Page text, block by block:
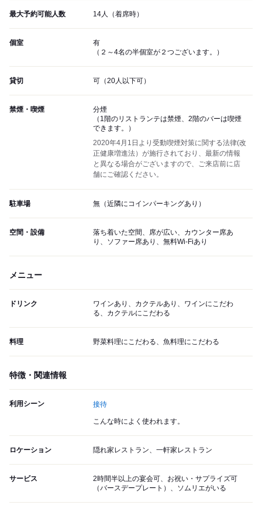
最大予約可能人数 14人（着席時）
個室
有
（２～4名の半個室が２つございます。）
貸切 可（20人以下可）
禁煙・喫煙
分煙
（1階のリストランテは禁煙、2階のバーは喫煙
できます。）
2020年4月1日より受動喫煙対策に関する法律(改
正健康増進法）が施行されており、最新の情報
と異なる場合がございますので、ご来店前に店
舗にご確認ください。
駐車場 無（近隣にコインパーキングあり）
空間・設備
落ち着いた空間、席が広い、カウンター席あ
り、ソファー席あり、無料Wi-Fiあり
メニュー
ドリンク
ワインあり、カクテルあり、ワインにこだわ
る、カクテルにこだわる
料理 野菜料理にこだわる、魚料理にこだわる
特徴・関連情報
利用シーン 接待
こんな時によく使われます。
ロケーション 隠れ家レストラン、一軒家レストラン
サービス
2時間半以上の宴会可、お祝い・サプライズ可
（バースデープレート）、ソムリエがいる